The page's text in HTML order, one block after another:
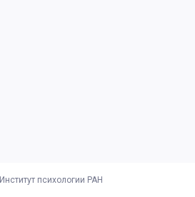
Институт психологии РАН